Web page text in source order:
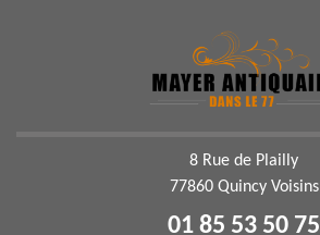
8 Rue de Plailly
77860 Quincy Voisins
01 85 53 50 75